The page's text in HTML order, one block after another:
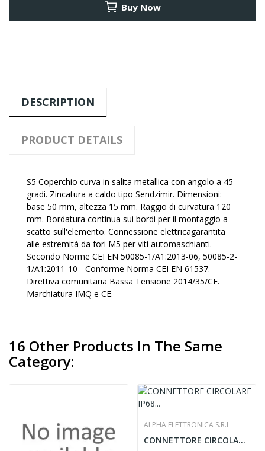
Buy Now
DESCRIPTION
PRODUCT DETAILS
S5 Coperchio curva in salita metallica con angolo a 45
gradi. Zincatura a caldo tipo Sendzimir. Dimensioni:
base 50 mm, altezza 15 mm. Raggio di curvatura 120
mm. Bordatura continua sui bordi per il montaggio a
scatto sull'elemento. Connessione elettricagarantita
alle estremità da fori M5 per viti automaschianti.
Secondo Norme CEI EN 50085-1/A1:2013-06, 50085-2-
1/A1:2011-10 - Conforme Norma CEI EN 61537.
Direttiva comunitaria Bassa Tensione 2014/35/CE.
Marchiatura IMQ e CE.
16 Other Products In The Same
Category:
ALPHA ELETTRONICA S.R.L
CONNETTORE CIRCOLARE IP68 SP13 SPINA 5P5A -...